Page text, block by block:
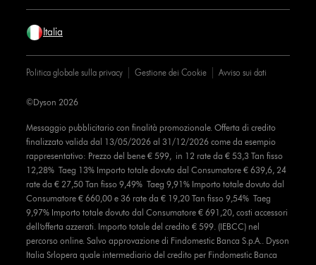
Italia
Politica globale sulla privacy Gestione dei Cookie Avviso sui dati
Messaggio pubblicitario con finalità promozionale. Offerta di credito
finalizzato valida dal 13/05/2026 al 31/12/2026 come da esempio
rappresentativo: Prezzo del bene € 599, in 12 rate da € 53,3 Tan fisso
12,28% Taeg 13% Importo totale dovuto dal Consumatore € 639,6, 24
rate da € 27,50 Tan fisso 9,49% Taeg 9,91% Importo totale dovuto dal
Consumatore € 660,00 e 36 rate da € 19,20 Tan fisso 9,54% Taeg
9,97% Importo totale dovuto dal Consumatore € 691,20, costi accessori
dell’offerta azzerati. Importo totale del credito € 599. (IEBCC) nel
percorso online. Salvo approvazione di Findomestic Banca S.p.A.. Dyson
Italia Srlopera quale intermediario del credito per Findomestic Banca
©Dyson 2026